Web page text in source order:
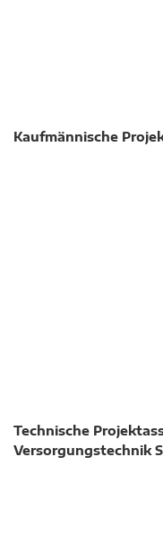
Kaufmännische
Technische
Versorgungstechnik